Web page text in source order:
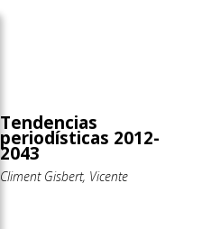
Tendencias
periodísticas 2012-
2043
Climent Gisbert, Vicente